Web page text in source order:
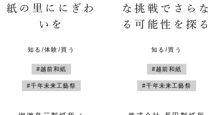
紙の里ににぎわ
いを
知る/体験/買う
#越前和紙
#千年未来工藝祭
な挑戦でさらな
る可能性を探る
知る/買う
#越前和紙
#千年未来工藝祭